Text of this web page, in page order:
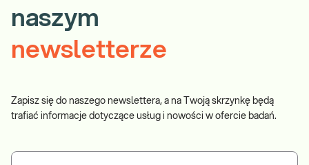
naszym
newsletterze
Zapisz się do naszego newslettera, a na Twoją skrzynkę będą
trafiać informacje dotyczące usług i nowości w ofercie badań.